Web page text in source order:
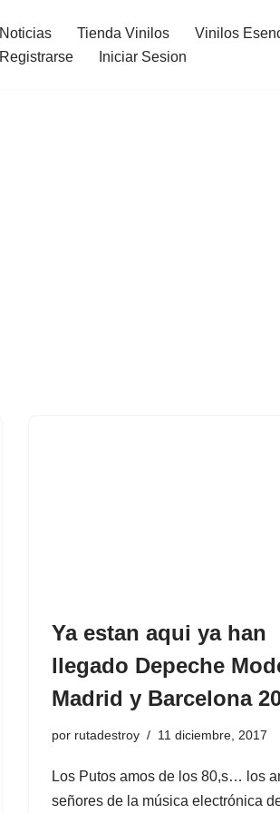
Noticias Tienda Vinilos Vinilos
Registrarse
Iniciar Sesion
Ya estan aqui ya han
llegado Depeche
Madrid y Barcelona
por rutadestroy 11 diciembre, 2017
Los Putos amos de los 80,s… los
señores de la música electrónica